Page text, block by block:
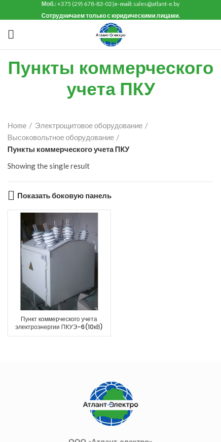
Моб.:+375 (29) 678-83-02 |e-mail: sales@atlant-e.by
Сотрудничаем только с юридическими лицами.
Пункты коммерческого
учета ПКУ
Home
Электрощитовое оборудование
Высоковольтное оборудование
Пункты коммерческого учета ПКУ
Showing the single result
Показать боковую панель
Пункт коммерческого учета
электроэнергии ПКУЭ-6(10кВ)